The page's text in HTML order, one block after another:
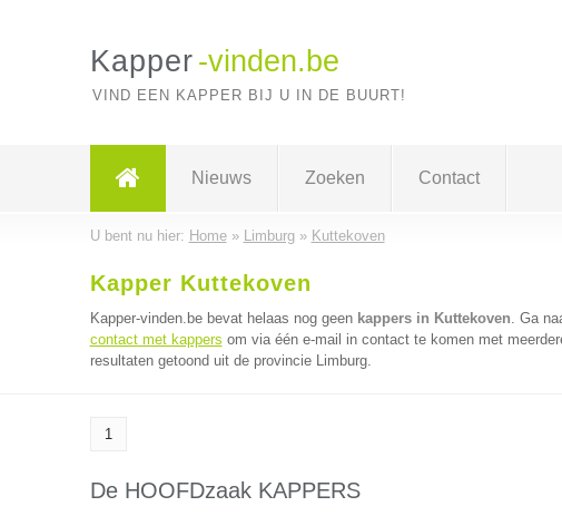
Kapper -vinden.be
VIND EEN KAPPER BIJ U IN DE BUURT!
Nieuws Zoeken Contact
U bent nu hier: Home» Limburg» Kuttekoven
Kapper Kuttekoven
Kapper-vinden.be bevat helaas nog geen kappers in Kuttekoven. Ga
contact met kappers om via één e-mail in contact te komen met
resultaten getoond uit de provincie Limburg.
1
De HOOFDzaak KAPPERS